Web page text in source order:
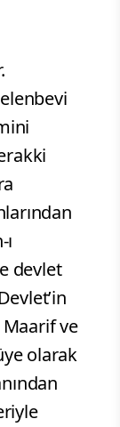
devlet
ve
olarak